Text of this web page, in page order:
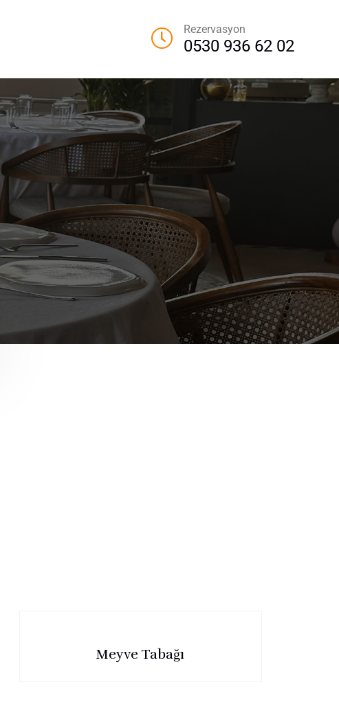
Rezervasyon
0530 936 62 02
Meyve Tabağı